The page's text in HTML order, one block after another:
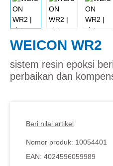
WEICON WR2
sistem resin epoksi
perbaikan dan
Beri nilai artikel
Nomor produk: 10054401
EAN: 4024596059989